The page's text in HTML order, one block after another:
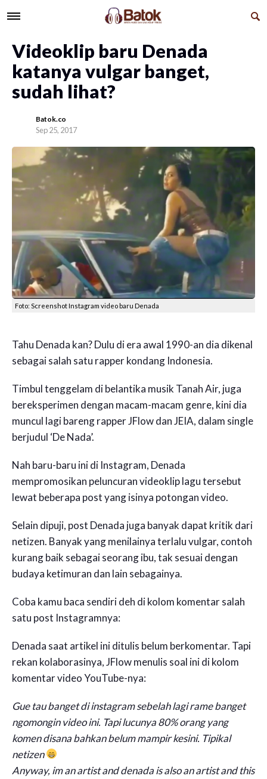
Videoklip baru Denada
katanya vulgar banget,
sudah lihat?
Batok.co
Sep 25, 2017
Foto: Screenshot Instagram video baru Denada
Tahu Denada kan? Dulu di era awal 1990-an dia dikenal
sebagai salah satu rapper kondang Indonesia.
Timbul tenggelam di belantika musik Tanah Air, juga
bereksperimen dengan macam-macam genre, kini dia
muncul lagi bareng rapper JFlow dan JEIA, dalam single
berjudul ‘De Nada’.
Nah baru-baru ini di Instagram, Denada
mempromosikan peluncuran videoklip lagu tersebut
lewat beberapa post yang isinya potongan video.
Selain dipuji, post Denada juga banyak dapat kritik dari
netizen. Banyak yang menilainya terlalu vulgar, contoh
kurang baik sebagai seorang ibu, tak sesuai dengan
budaya ketimuran dan lain sebagainya.
Coba kamu baca sendiri deh di kolom komentar salah
satu post Instagramnya:
Denada saat artikel ini ditulis belum berkomentar. Tapi
rekan kolaborasinya, JFlow menulis soal ini di kolom
komentar video YouTube-nya:
Gue tau banget di instagram sebelah lagi rame banget
ngomongin video ini. Tapi lucunya 80% orang yang
komen disana bahkan belum mampir kesini. Tipikal
netizen
Anyway, im an artist and denada is also an artist and this